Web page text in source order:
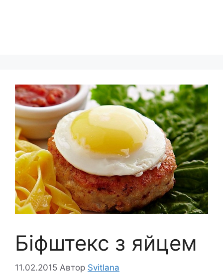
Біфштекс з яйцем
11.02.2015 Автор Svitlana